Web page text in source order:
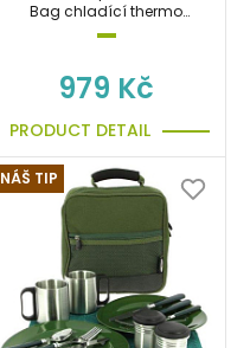
Bag chladící thermo
taška
979 Kč
PRODUCT DETAIL
NÁŠ TIP